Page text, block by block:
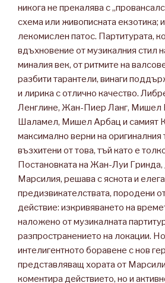
никога не прекалява с
схема или живописната екзотика;
лекомислен патос. Партитурата,
вдъхновение от музикалния стил
миналия век, от ритмите на
разбити тарантели, винаги
и лирика с отлично качество.
Ленглине, Жан-Пиер Ланг, Мишел
Шаламел, Мишел Арбац и самият
максимално верни на оригиналния
възхитени от това, тъй като е
Постановката на Жан-Луи
Марсилия, решава с яснота и
предизвикателствата, породени
действие: изкривяването на
наложено от музикалната
разпространението на локации.
интелигентното боравене с нов
представляващ хората от
коментира действието, но и